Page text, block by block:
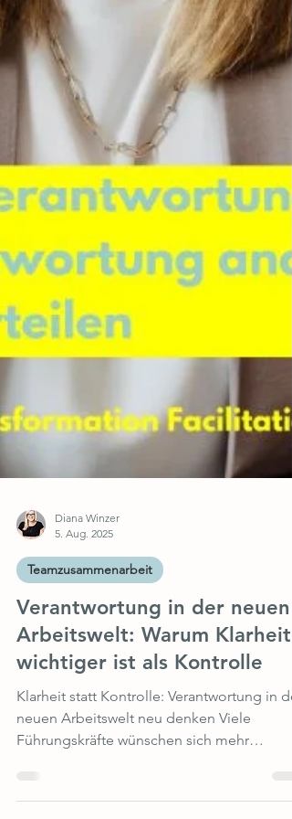
Diana Winzer
5. Aug. 2025
Teamzusammenarbeit
Verantwortung in der neuen
Arbeitswelt: Warum Klarheit
wichtiger ist als Kontrolle
Führungskräfte wünschen sich mehr